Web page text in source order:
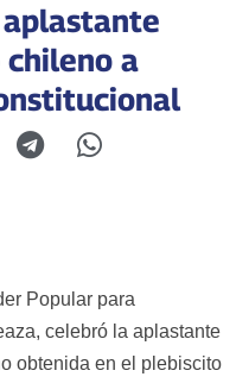
a
Popular para
celebró la aplastante
obtenida en el plebiscito